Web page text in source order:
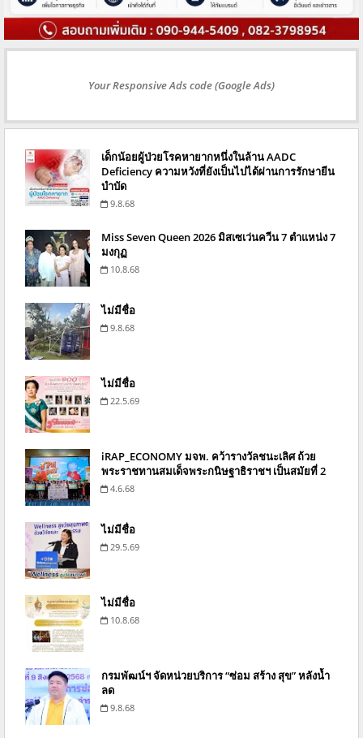
Your Responsive Ads code (Google Ads)
เด็กน้อยผู้ป่วยโรคหายากหนึ่งในล้าน AADC
Deficiency ความหวังที่ยังเป็นไปได้ผ่านการรักษายีน
บำบัด
9.8.68
Miss Seven Queen 2026 มิสเซเว่นควีน 7 ตำแหน่ง 7
มงกุฏ
10.8.68
ไม่มีชื่อ
9.8.68
ไม่มีชื่อ
22.5.69
iRAP_ECONOMY มจพ. คว้ารางวัลชนะเลิศ ถ้วย
พระราชทานสมเด็จพระกนิษฐาธิราชฯ เป็นสมัยที่ 2
4.6.68
ไม่มีชื่อ
29.5.69
ไม่มีชื่อ
10.8.68
กรมพัฒน์ฯ จัดหน่วยบริการ “ซ่อม สร้าง สุข” หลังน้ำ
ลด
9.8.68